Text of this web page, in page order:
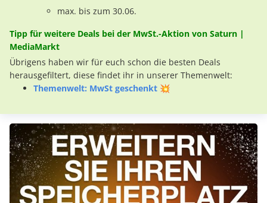
max. bis zum 30.06.
Tipp für weitere Deals bei der MwSt.-Aktion von Saturn |
MediaMarkt
Übrigens haben wir für euch schon die besten Deals
herausgefiltert, diese findet ihr in unserer Themenwelt:
Themenwelt: MwSt geschenkt 💥